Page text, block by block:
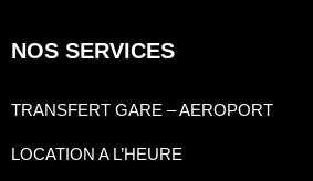
NOS SERVICES
TRANSFERT GARE – AEROPORT
LOCATION A L’HEURE